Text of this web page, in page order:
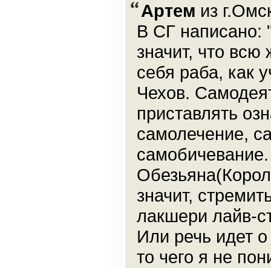
Артем из
В СГ написано:
значит, что
себя раба, как
Чехов.
приставлять
самолечение,
значит,
лакшери лайв-
Или речь идет
то чего я не